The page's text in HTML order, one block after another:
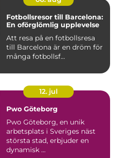
Fotbollsresor till Barcelona:
En oförglömlig upplevelse
Att resa på en fotbollsresa
till Barcelona är en dröm för
många fotbollsf...
12. jul
Pwo Göteborg
Pwo Göteborg, en unik
arbetsplats i Sveriges näst
största stad, erbjuder en
dynamisk ...